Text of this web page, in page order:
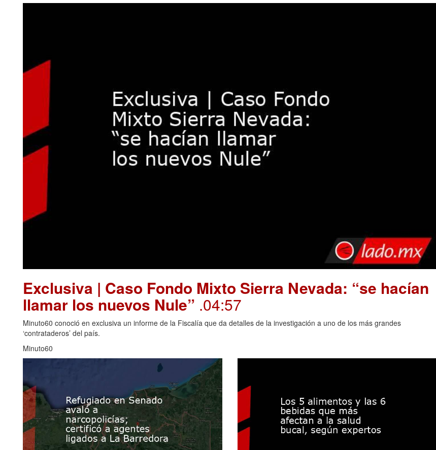
Exclusiva | Caso Fondo Mixto Sierra Nevada: “se hacían
llamar los nuevos Nule” .04:57
Minuto60 conoció en exclusiva un informe de la Fiscalía que da detalles de la investigación a uno de los más grandes
‘contrataderos’ del país.
Minuto60